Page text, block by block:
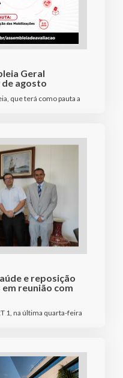
Geral
agosto
que terá como pauta a
e reposição
reunião com
1, na última quarta-feira